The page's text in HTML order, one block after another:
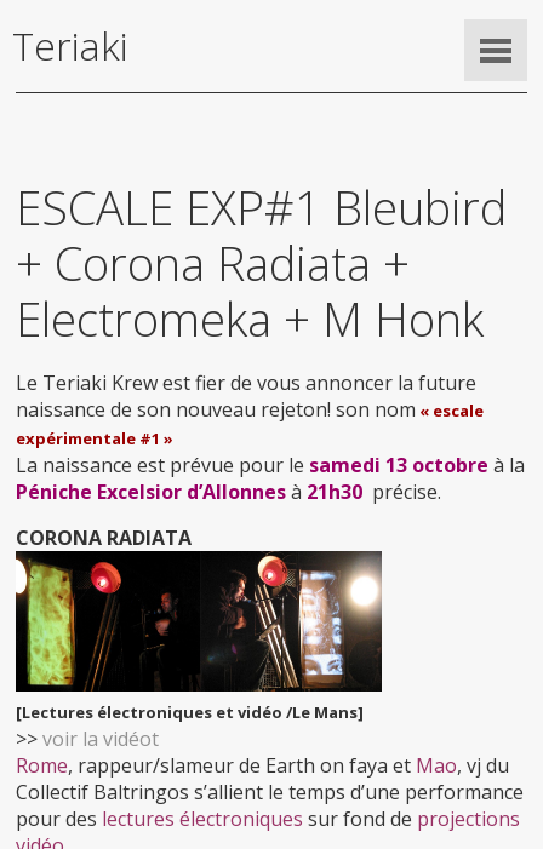
Teriaki
ESCALE EXP#1 Bleubird
+ Corona Radiata +
Electromeka + M Honk
Le Teriaki Krew est fier de vous annoncer la future
naissance de son nouveau rejeton! son nom « escale
expérimentale #1 »
La naissance est prévue pour le samedi 13 octobre à la
Péniche Excelsior d’Allonnesà 21h30 précise.
CORONA RADIATA
[Lectures électroniques et vidéo /Le Mans]
>>voir la vidéot
Rome, rappeur/slameur de Earth on faya et Mao, vj du
Collectif Baltringos s’allient le temps d’une performance
pour des lectures électroniques sur fond de projections